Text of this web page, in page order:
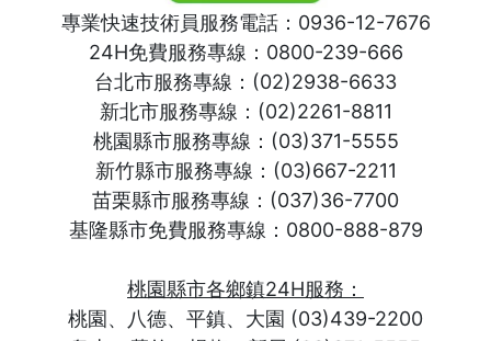
專業快速技術員服務電話：0936-12-7676
24H免費服務專線：0800-239-666
台北市服務專線：(02)2938-6633
新北市服務專線：(02)2261-8811
桃園縣市服務專線：(03)371-5555
新竹縣市服務專線：(03)667-2211
苗栗縣市服務專線：(037)36-7700
基隆縣市免費服務專線：0800-888-879
桃園縣市各鄉鎮24H服務：
桃園、八德、平鎮、大園 (03)439-2200